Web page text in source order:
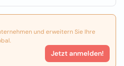
und erweitern Sie Ihre
Jetzt anmelden!